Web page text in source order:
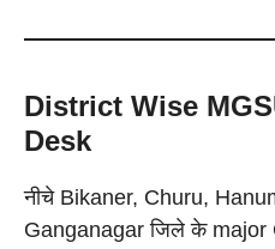
District Wise
Desk
नीचे Bikaner, Churu,
Ganganagar जिले के